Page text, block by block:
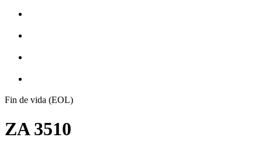
Fin de vida (EOL)
ZA 3510